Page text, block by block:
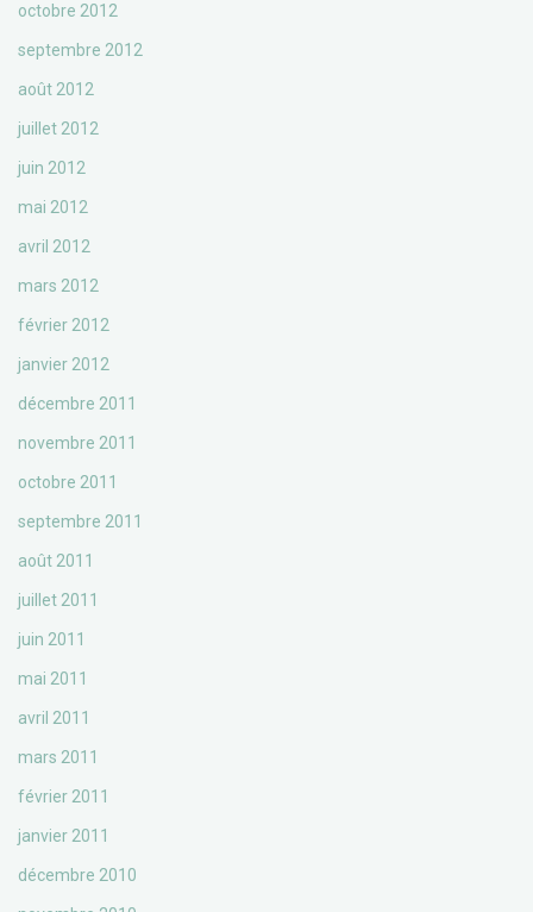
octobre 2012
septembre 2012
août 2012
juillet 2012
juin 2012
mai 2012
avril 2012
mars 2012
février 2012
janvier 2012
décembre 2011
novembre 2011
octobre 2011
septembre 2011
août 2011
juillet 2011
juin 2011
mai 2011
avril 2011
mars 2011
février 2011
janvier 2011
décembre 2010